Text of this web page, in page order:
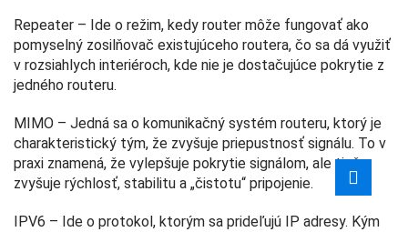
Repeater – Ide o režim, kedy router môže fungovať ako
pomyselný zosilňovač existujúceho routera, čo sa dá využiť
v rozsiahlych interiéroch, kde nie je dostačujúce pokrytie z
jedného routeru.
MIMO – Jedná sa o komunikačný systém routeru, ktorý je
charakteristický tým, že zvyšuje priepustnosť signálu. To v
praxi znamená, že vylepšuje pokrytie signálom, ale tiež
zvyšuje rýchlosť, stabilitu a „čistotu“ pripojenie.
IPV6 – Ide o protokol, ktorým sa prideľujú IP adresy. Kým